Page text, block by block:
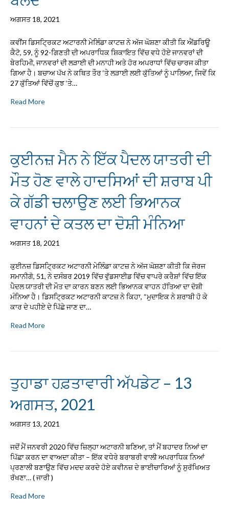
ਅਗਸਤ 18, 2021
ਕਵੀਂਸ ਡਿਸਟ੍ਰਿਕਟ ਅਟਾਰਨੀ ਮੇਲਿੰਡਾ ਕਾਟਜ਼ ਨੇ ਅੱਜ ਘੋਸ਼ਣਾ ਕੀਤੀ ਕਿ ਐਂਡਰਿਊ
ਕੈਟੋ, 59, ਨੂੰ 92-ਗਿਣਤੀ ਦੀ ਅਪਰਾਧਿਕ ਸ਼ਿਕਾਇਤ ਵਿੱਚ ਵਧੇ ਹੋਏ ਜਾਨਵਰਾਂ ਦੀ
ਬੇਰਹਿਮੀ, ਜਾਨਵਰਾਂ ਦੀ ਲੜਾਈ ਦੀ ਮਨਾਹੀ ਅਤੇ ਹੋਰ ਅਪਰਾਧਾਂ ਵਿੱਚ ਚਾਰਜ ਕੀਤਾ
ਗਿਆ ਹੈ। ਬਚਾਅ ਪੱਖ ਨੇ ਕਥਿਤ ਤੌਰ ‘ਤੇ ਲੜਾਈ ਲਈ ਕੁੱਤਿਆਂ ਨੂੰ ਪਾਲਿਆ, ਜਿਵੇਂ ਕਿ
27 ਕੁੱਤਿਆਂ ਵਿੱਚੋਂ ਕੁਝ ‘ਤੇ…
Read More
ਕੁਈਨਜ਼ ਮੈਨ ਨੇ ਇੱਕ ਪੈਦਲ ਯਾਤਰੀ ਦੀ
ਮੌਤ ਹੋਣ ਵਾਲੇ ਹਾਦਸਿਆਂ ਦੀ ਸ਼ਰਾਬ ਪੀ
ਕੇ ਗੱਡੀ ਚਲਾਉਣ ਲਈ ਭਿਆਨਕ
ਵਾਹਨਾਂ ਦੇ ਕਤਲ ਦਾ ਦੋਸ਼ੀ ਮੰਨਿਆ
ਅਗਸਤ 18, 2021
ਕੁਈਨਜ਼ ਡਿਸਟ੍ਰਿਕਟ ਅਟਾਰਨੀ ਮੇਲਿੰਡਾ ਕਾਟਜ਼ ਨੇ ਅੱਜ ਘੋਸ਼ਣਾ ਕੀਤੀ ਕਿ ਜੋਰਜ
ਸਮਾਨੀਗੋ, 51, ਨੇ ਦਸੰਬਰ 2019 ਵਿੱਚ ਵੁੱਡਸਾਈਡ ਵਿੱਚ ਵਾਪਰੇ ਕਰੈਸ਼ਾਂ ਵਿੱਚ ਇੱਕ
ਪੈਦਲ ਯਾਤਰੀ ਦੀ ਮੌਤ ਦਾ ਕਾਰਨ ਬਣਨ ਲਈ ਭਿਆਨਕ ਵਾਹਨ ਹੱਤਿਆ ਦਾ ਦੋਸ਼ੀ
ਮੰਨਿਆ ਹੈ। ਡਿਸਟ੍ਰਿਕਟ ਅਟਾਰਨੀ ਕਾਟਜ਼ ਨੇ ਕਿਹਾ, “ਮੁਦਾਇਕ ਨੇ ਸ਼ਰਾਬੀ ਹੋ ਕੇ
ਕਾਰ ਦੇ ਪਹੀਏ ਦੇ ਪਿੱਛੇ ਜਾਣ ਦਾ…
Read More
ਤੁਹਾਡਾ ਹਫ਼ਤਾਵਾਰੀ ਅੱਪਡੇਟ – 13
ਅਗਸਤ, 2021
ਅਗਸਤ 13, 2021
ਜਦੋਂ ਮੈਂ ਜਨਵਰੀ 2020 ਵਿੱਚ ਜ਼ਿਲ੍ਹਾ ਅਟਾਰਨੀ ਬਣਿਆ, ਤਾਂ ਮੈਂ ਬਹਾਦਰ ਨਿਆਂ ਦਾ
ਪਿੱਛਾ ਕਰਨ ਦਾ ਵਾਅਦਾ ਕੀਤਾ – ਇੱਕ ਵਧੇਰੇ ਬਰਾਬਰੀ ਵਾਲੀ ਅਪਰਾਧਿਕ ਨਿਆਂ
ਪ੍ਰਣਾਲੀ ਬਣਾਉਣ ਵਿੱਚ ਮਦਦ ਕਰਦੇ ਹੋਏ ਕਵੀਨਜ਼ ਦੇ ਭਾਈਚਾਰਿਆਂ ਨੂੰ ਸੁਰੱਖਿਅਤ
ਰੱਖਣਾ… ( ਜਾਰੀ )
Read More